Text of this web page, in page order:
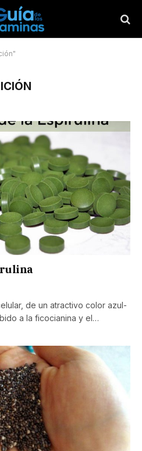
de un atractivo color azul-
a la ficocianina y el…